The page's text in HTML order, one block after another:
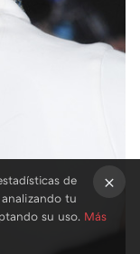
de
tu
su uso. Más